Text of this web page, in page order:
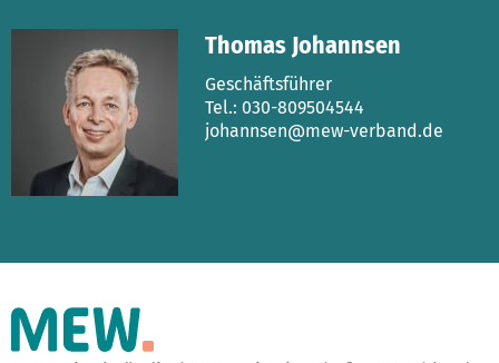
Thomas Johannsen
Geschäftsführer
Tel.: 030-809504544
johannsen@mew-verband.de